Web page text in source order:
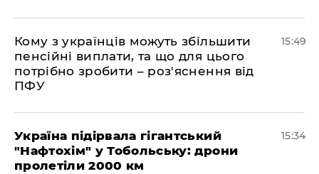
Кому з українців можуть збільшити
пенсійні виплати, та що для цього
потрібно зробити – роз'яснення від
ПФУ
15:49
Україна підірвала гігантський
"Нафтохім" у Тобольську: дрони
пролетіли 2000 км
15:34